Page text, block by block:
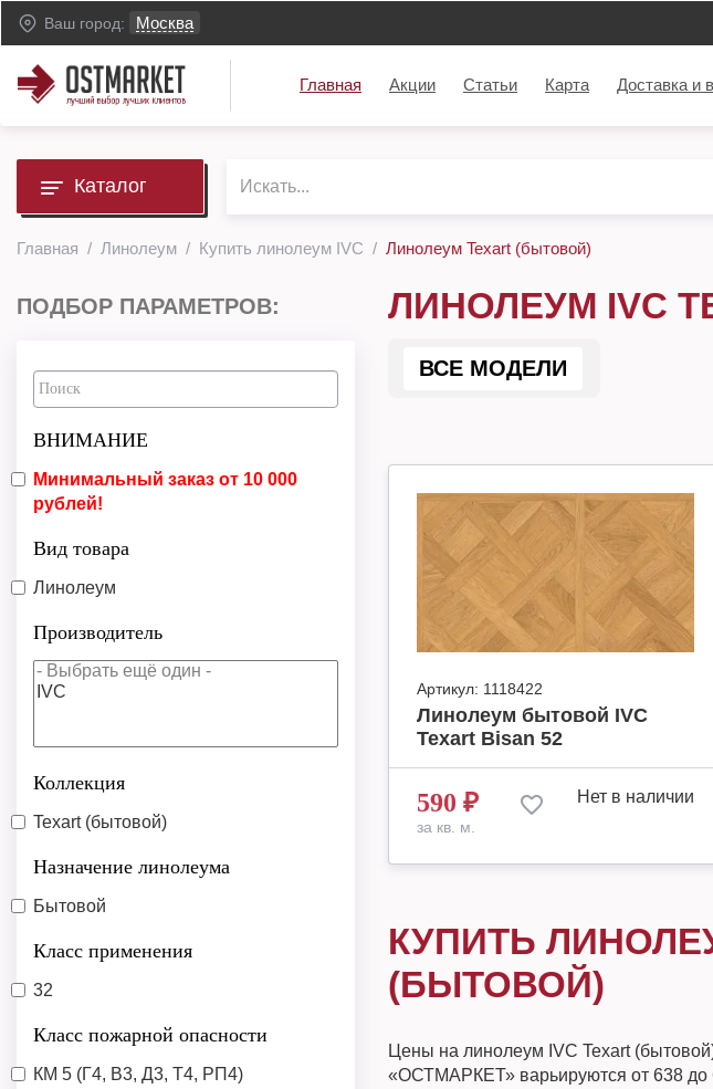
Ваш город: Москва
Главная Акции Статьи Карта Доставка и
Каталог
Главная Линолеум Купить линолеум IVC Линолеум Texart (бытовой)
ПОДБОР ПАРАМЕТРОВ:
ВНИМАНИЕ
Минимальный заказ от 10 000
рублей!
Вид товара
Линолеум
Производитель
Коллекция
Texart (бытовой)
Назначение линолеума
Бытовой
Класс применения
32
Класс пожарной опасности
КМ 5 (Г4, В3, Д3, Т4, РП4)
ЛИНОЛЕУМ IVC
ВСЕ МОДЕЛИ
Артикул: 1118422
Линолеум бытовой IVC
Texart Bisan 52
590 ₽
за кв. м.
Нет в наличии
КУПИТЬ
(БЫТОВОЙ)
Цены на линолеум IVC Texart
«ОСТМАРКЕТ» варьируются от 638 до